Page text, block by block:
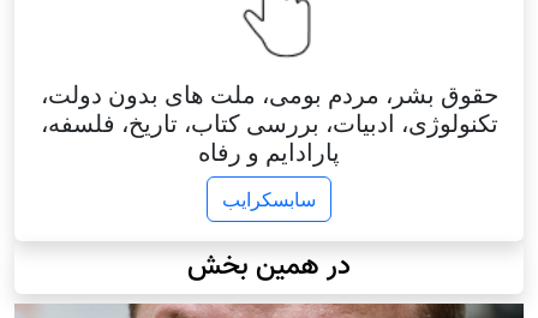
حقوق بشر، مردم بومی، ملت های بدون دولت،
تکنولوژی، ادبیات، بررسی کتاب، تاریخ، فلسفه،
پارادایم و رفاه
سابسکرایب
در همین بخش